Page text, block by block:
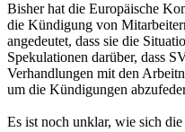
Bisher hat die Europäische
die Kündigung von
angedeutet, dass sie die
Spekulationen darüber, dass
Verhandlungen mit den
um die Kündigungen
Es ist noch unklar, wie sich